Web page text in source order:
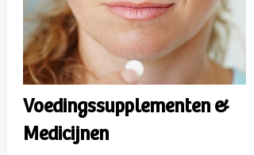
Voedingssupplementen &
Medicijnen